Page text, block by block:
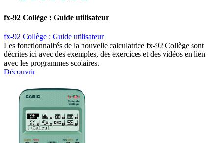
fx-92 Collège : Guide utilisateur ​
fx-92 Collège : Guide utilisateur ​
Les fonctionnalités de la nouvelle calculatrice fx-92 Collège sont
décrites ici avec des exemples, des exercices et des vidéos en lien
avec les programmes scolaires.
Découvrir